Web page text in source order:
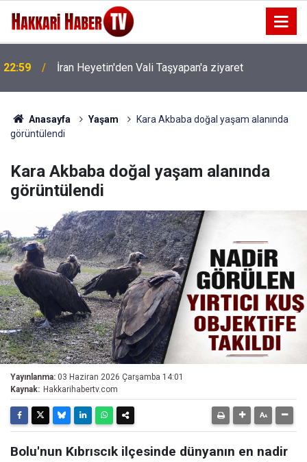
İran Heyetin'den Vali Taşyapan'a ziyaret
22:53 İran Sınırında 7 Kilo 720 Gram Eroin ele geçirildi
Anasayfa Yaşam
Kara Akbaba doğal yaşam alanında
görüntülendi
Kara Akbaba doğal yaşam alanında
görüntülendi
Yayınlanma: 03 Haziran 2026 Çarşamba 14:01
Kaynak: Hakkarihabertv.com
Bolu'nun Kıbrıscık ilçesinde dünyanın en nadir